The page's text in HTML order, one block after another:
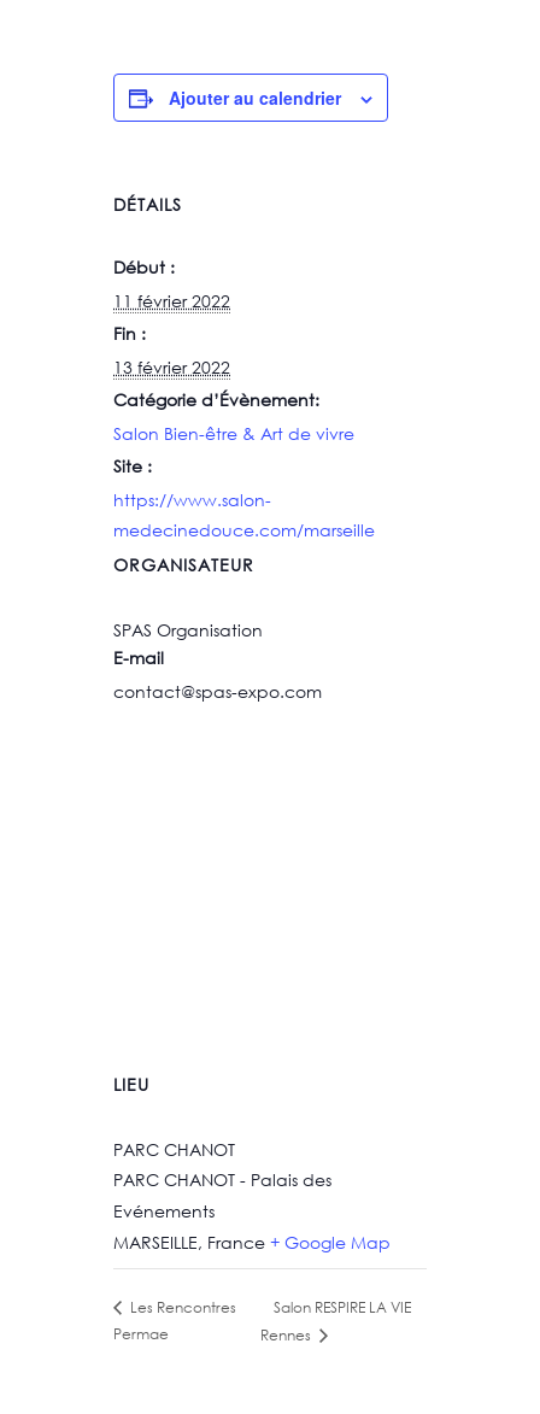
Ajouter au calendrier
DÉTAILS
Début :
11 février 2022
Fin :
13 février 2022
Catégorie d’Évènement:
Salon Bien-être & Art de vivre
Site :
https://www.salon-
medecinedouce.com/marseille
ORGANISATEUR
SPAS Organisation
E-mail
contact@spas-expo.com
LIEU
PARC CHANOT
PARC CHANOT - Palais des
Evénements
MARSEILLE, France + Google Map
Les Rencontres
Permae
Salon RESPIRE LA VIE
Rennes